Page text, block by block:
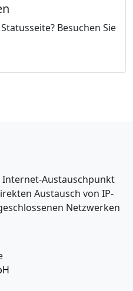
Besuchen Sie
Internet-Austauschpunkt
Austausch von IP-
Netzwerken